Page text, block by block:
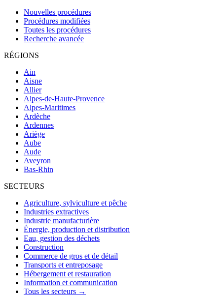
Nouvelles procédures
Procédures modifiées
Toutes les procédures
Recherche avancée
RÉGIONS
Ain
Aisne
Allier
Alpes-de-Haute-Provence
Alpes-Maritimes
Ardèche
Ardennes
Ariège
Aube
Aude
Aveyron
Bas-Rhin
SECTEURS
Agriculture, sylviculture et pêche
Industries extractives
Industrie manufacturière
Énergie, production et distribution
Eau, gestion des déchets
Construction
Commerce de gros et de détail
Transports et entreposage
Hébergement et restauration
Information et communication
Tous les secteurs →